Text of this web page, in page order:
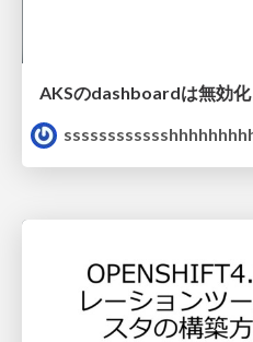
AKSのdashboardは無効